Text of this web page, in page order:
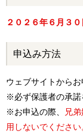
２０２６年６月３０
申込み方法
ウェブサイトからお
※必ず保護者の承諾
※お申込の際、
兄
用しないでください